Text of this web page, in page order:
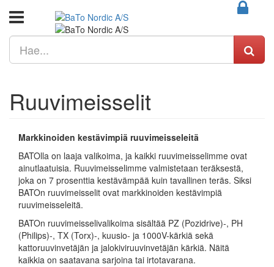
Ruuvimeisselit
Markkinoiden kestävimpiä ruuvimeisseleitä
BATOlla on laaja valikoima, ja kaikki ruuvimeisselimme ovat
ainutlaatuisia. Ruuvimeisselimme valmistetaan teräksestä,
joka on 7 prosenttia kestävämpää kuin tavallinen teräs. Siksi
BATOn ruuvimeisselit ovat markkinoiden kestävimpiä
ruuvimeisseleitä.
BATOn ruuvimeisselivalikoima sisältää PZ (Pozidrive)-, PH
(Philips)-, TX (Torx)-, kuusio- ja 1000V-kärkiä sekä
kattoruuvinvetäjän ja jalokiviruuvinvetäjän kärkiä. Näitä
kaikkia on saatavana sarjoina tai irtotavarana.